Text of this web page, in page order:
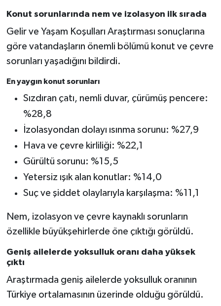
Konut sorunlarında nem ve izolasyon ilk sırada
Gelir ve Yaşam Koşulları Araştırması sonuçlarına
göre vatandaşların önemli bölümü konut ve çevre
sorunları yaşadığını bildirdi.
En yaygın konut sorunları
Sızdıran çatı, nemli duvar, çürümüş pencere:
%28,8
İzolasyondan dolayı ısınma sorunu: %27,9
Hava ve çevre kirliliği: %22,1
Gürültü sorunu: %15,5
Yetersiz ışık alan konutlar: %14,0
Suç ve şiddet olaylarıyla karşılaşma: %11,1
Nem, izolasyon ve çevre kaynaklı sorunların
özellikle büyükşehirlerde öne çıktığı görüldü.
Geniş ailelerde yoksulluk oranı daha yüksek
çıktı
Araştırmada geniş ailelerde yoksulluk oranının
Türkiye ortalamasının üzerinde olduğu görüldü.